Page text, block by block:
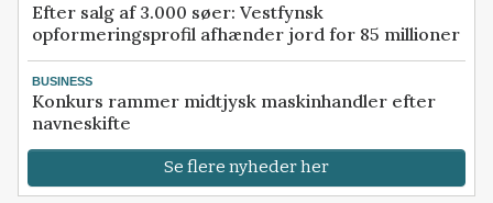
Efter salg af 3.000 søer: Vestfynsk
opformeringsprofil afhænder jord for 85 millioner
BUSINESS
Konkurs rammer midtjysk maskinhandler efter
navneskifte
Se flere nyheder her